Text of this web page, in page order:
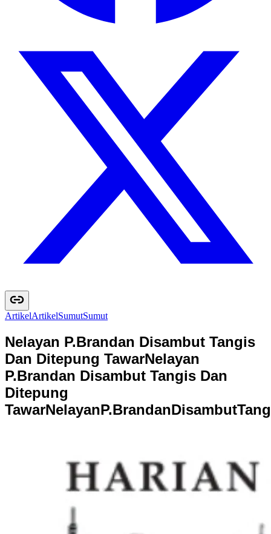
ArtikelArtikelSumutSumut
Nelayan P.Brandan Disambut Tangis
Dan Ditepung TawarNelayan
P.Brandan Disambut Tangis Dan
Ditepung
TawarNelayanP.BrandanDisambutTang